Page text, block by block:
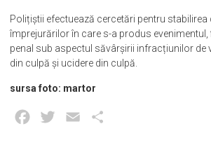
Polițiștii efectuează cercetări pentru
împrejurărilor în care s-a produs
penal sub aspectul săvârșirii infracțiunilor de
din culpă și ucidere din culpă.
sursa foto: martor
Facebook
Twitter Email